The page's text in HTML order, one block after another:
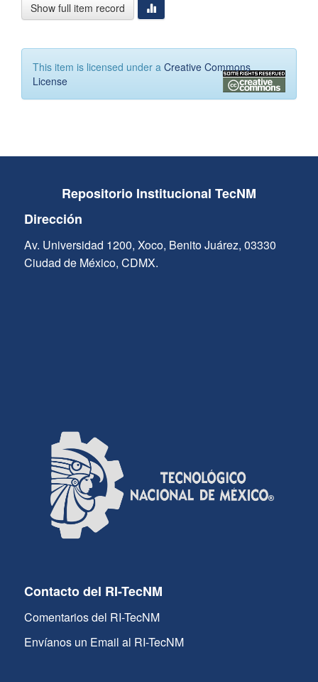
Show full item record
This item is licensed under a Creative Commons
License
Repositorio Institucional TecNM
Dirección
Av. Universidad 1200, Xoco, Benito Juárez, 03330
Ciudad de México, CDMX.
Contacto del RI-TecNM
Comentarios del RI-TecNM
Envíanos un Email al RI-TecNM